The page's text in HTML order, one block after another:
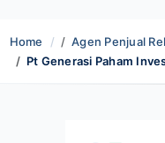
Home
Agen Penjual
Pt Generasi Paham